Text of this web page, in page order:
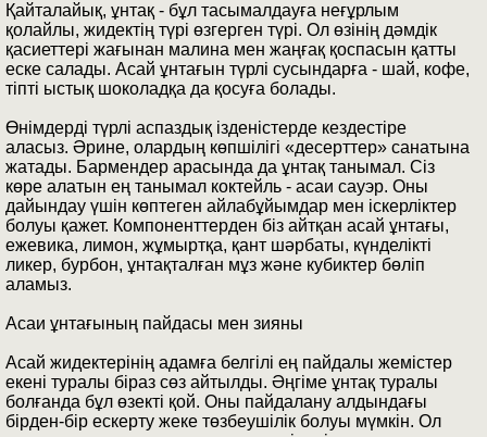
Қайталайық, ұнтақ - бұл тасымалдауға неғұрлым
қолайлы, жидектің түрі өзгерген түрі. Ол өзінің дәмдік
қасиеттері жағынан малина мен жаңғақ қоспасын қатты
еске салады. Асай ұнтағын түрлі сусындарға - шай, кофе,
тіпті ыстық шоколадқа да қосуға болады.
Өнімдерді түрлі аспаздық ізденістерде кездестіре
аласыз. Әрине, олардың көпшілігі «десерттер» санатына
жатады. Бармендер арасында да ұнтақ танымал. Сіз
көре алатын ең танымал коктейль - асаи сауэр. Оны
дайындау үшін көптеген айлабұйымдар мен іскерліктер
болуы қажет. Компоненттерден біз айтқан асай ұнтағы,
ежевика, лимон, жұмыртқа, қант шәрбаты, күнделікті
ликер, бурбон, ұнтақталған мұз және кубиктер бөліп
аламыз.
Асаи ұнтағының пайдасы мен зияны
Асай жидектерінің адамға белгілі ең пайдалы жемістер
екені туралы біраз сөз айтылды. Әңгіме ұнтақ туралы
болғанда бұл өзекті қой. Оны пайдалану алдындағы
бірден-бір ескерту жеке төзбеушілік болуы мүмкін. Ол